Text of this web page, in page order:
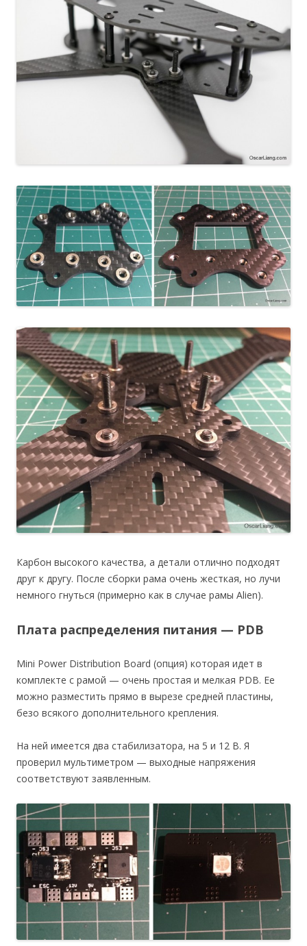
Карбон высокого качества, а детали отлично подходят
друг к другу. После сборки рама очень жесткая, но лучи
немного гнуться (примерно как в случае рамы Alien).
Плата распределения питания — PDB
Mini Power Distribution Board (опция) которая идет в
комплекте с рамой — очень простая и мелкая PDB. Ее
можно разместить прямо в вырезе средней пластины,
безо всякого дополнительного крепления.
На ней имеется два стабилизатора, на 5 и 12 В. Я
проверил мультиметром — выходные напряжения
соответствуют заявленным.